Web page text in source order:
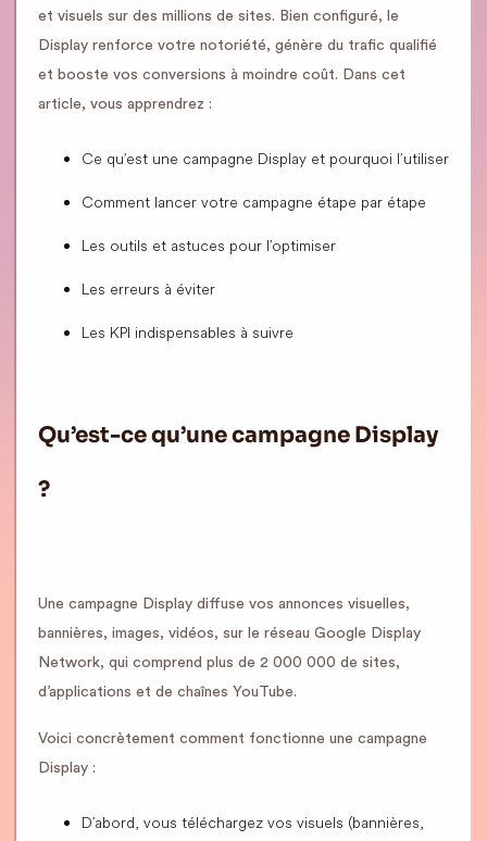
et visuels sur des millions de sites. Bien configuré, le
Display renforce votre notoriété, génère du trafic qualifié
et booste vos conversions à moindre coût. Dans cet
article, vous apprendrez :
Ce qu’est une campagne Display et pourquoi l’utiliser
Comment lancer votre campagne étape par étape
Les outils et astuces pour l’optimiser
Les erreurs à éviter
Les KPI indispensables à suivre
Qu’est-ce qu’une campagne Display
?
Une campagne Display diffuse vos annonces visuelles,
bannières, images, vidéos, sur le réseau Google Display
Network, qui comprend plus de 2 000 000 de sites,
d’applications et de chaînes YouTube.
Voici concrètement comment fonctionne une campagne
Display :
D’abord, vous téléchargez vos visuels (bannières,